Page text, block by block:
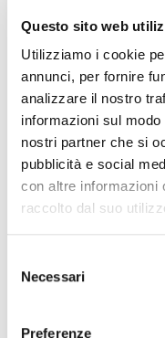
Questo sito web
Utilizziamo i cookie
annunci, per fornire
analizzare il nostro
informazioni sul
nostri partner che si
pubblicità e social
con altre informazioni
raccolto dal suo
delNecessari
Preferenze